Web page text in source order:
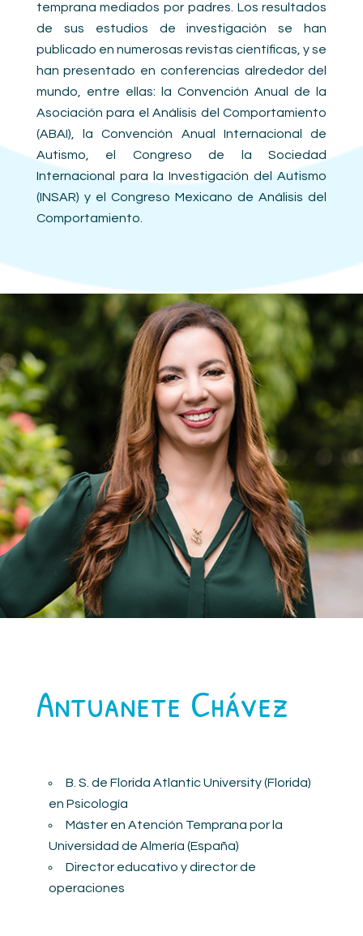
temprana mediados por padres. Los resultados
de sus estudios de investigación se han
publicado en numerosas revistas científicas, y se
han presentado en conferencias alrededor del
mundo, entre ellas: la Convención Anual de la
Asociación para el Análisis del Comportamiento
(ABAI), la Convención Anual Internacional de
Autismo, el Congreso de la Sociedad
Internacional para la Investigación del Autismo
(INSAR) y el Congreso Mexicano de Análisis del
Comportamiento.
Antuanete Chávez
B. S. de Florida Atlantic University (Florida)
en Psicología
Máster en Atención Temprana por la
Universidad de Almería (España)
Director educativo y director de
operaciones